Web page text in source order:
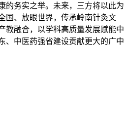
的务实之举。未来，三方将以此为
国、放眼世界，传承岭南针灸文
教融合，以学科高质量发展赋能中
、中医药强省建设贡献更大的广中